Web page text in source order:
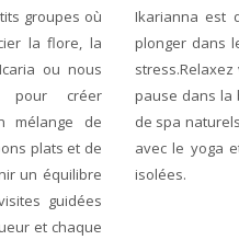
groupes où
la flore, la
ou nous
pour créer
mélange de
plats et de
un équilibre
guidées
et chaque
Ikarianna est
plonger dans
pause dans la
de spa
avec le yoga
isolées.